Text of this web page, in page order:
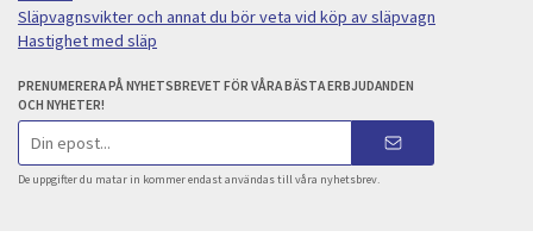
Släpvagnsvikter och annat du bör veta vid köp av släpvagn
Hastighet med släp
PRENUMERERA PÅ NYHETSBREVET FÖR VÅRA BÄSTA ERBJUDANDEN
OCH NYHETER!
E-
postadress
De uppgifter du matar in kommer endast användas till våra nyhetsbrev.